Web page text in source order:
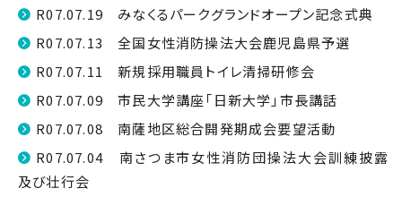
R07.07.19 みなくるパークグランドオープン記念式典
R07.07.13 全国女性消防操法大会鹿児島県予選
R07.07.11 新規採用職員トイレ清掃研修会
R07.07.09 市民大学講座「日新大学」市長講話
R07.07.08 南薩地区総合開発期成会要望活動
R07.07.04 南さつま市女性消防団操法大会訓練披露
及び壮行会